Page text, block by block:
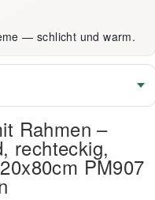
— schlicht und warm.
Rahmen –
rechteckig,
PM907